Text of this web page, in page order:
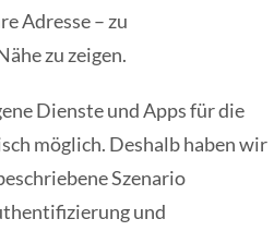
Adresse – zu
zu zeigen.
Dienste und Apps für die
möglich. Deshalb haben wir
Szenario
und